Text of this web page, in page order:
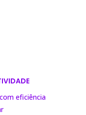
eficiência